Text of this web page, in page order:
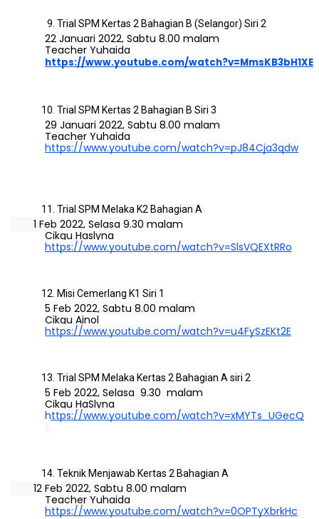
Trial SPM Kertas 2 Bahagian B (Selangor) Siri 2
22 Januari 2022, Sabtu 8.00 malam
Teacher Yuhaida
https://www.youtube.com/watch?v=MmsKB3bH1XE
Trial SPM Kertas 2 Bahagian B Siri 3
29 Januari 2022, Sabtu 8.00 malam
Teacher Yuhaida
https://www.youtube.com/watch?v=pJ84Cja3qdw
Trial SPM Melaka K2 Bahagian A
1 Feb 2022, Selasa 9.30 malam
Cikgu Haslyna
https://www.youtube.com/watch?v=SlsVQEXtRRo
Misi Cemerlang K1 Siri 1
5 Feb 2022, Sabtu 8.00 malam
Cikgu Ainol
https://www.youtube.com/watch?v=u4FySzEKt2E
Trial SPM Melaka Kertas 2 Bahagian A siri 2
5 Feb 2022, Selasa  9.30  malam
Cikgu HaSlyna
https://www.youtube.com/watch?v=xMYTs_UGecQ
Teknik Menjawab Kertas 2 Bahagian A
12 Feb 2022, Sabtu 8.00 malam
Teacher Yuhaida
https://www.youtube.com/watch?v=0OPTyXbrkHc